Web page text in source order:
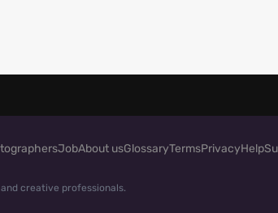
JobAbout usGlossaryTermsPrivacyHelp
creative professionals.